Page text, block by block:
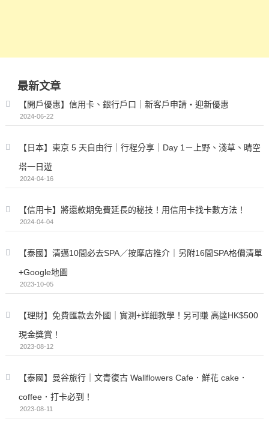
最新文章
【開戶優惠】信用卡、銀行戶口｜新客戶申請・迎新優惠
2024-06-22
【日本】東京 5 天自由行｜行程分享｜Day 1－上野、淺草、晴空
塔一日遊
2024-04-16
【信用卡】將還款期免費延長的秘技！用信用卡找卡數方法！
2024-04-04
【泰國】清邁10間必去SPA／按摩店推介｜另附16間SPA格價清單
+Google地圖
2023-10-05
【理財】免費匯款去外國｜實測+詳細教學！另可賺 高達HK$500
現金獎賞！
2023-08-12
【泰國】曼谷旅行｜文青復古 Wallflowers Cafe．鮮花 cake．
coffee．打卡必到！
2023-08-11